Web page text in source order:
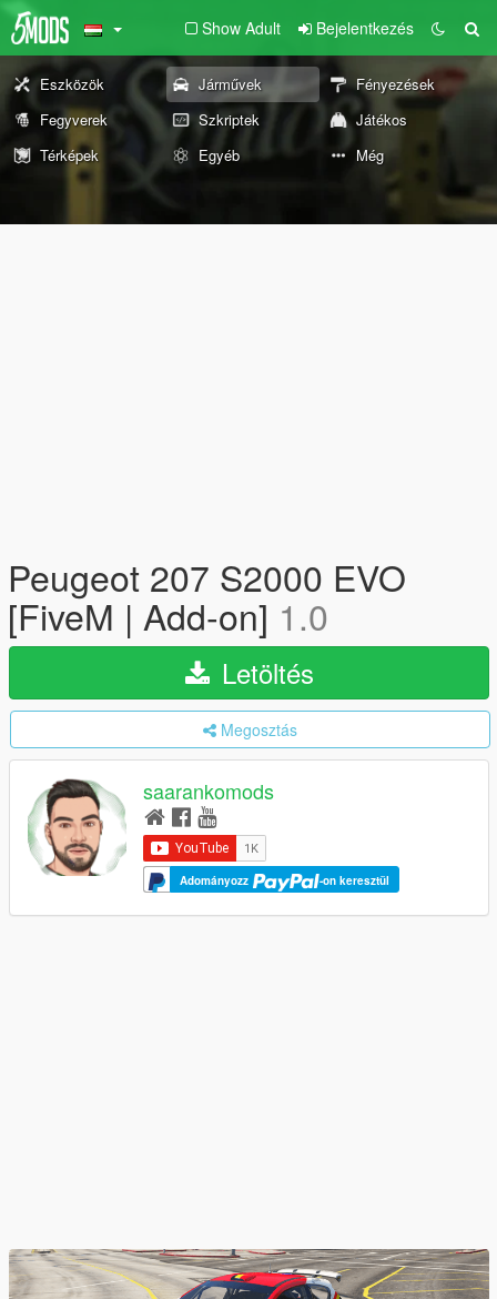
Show Adult Bejelentkezés
Eszközök Járművek
Fényezések
Fegyverek
Szkriptek
Játékos
Térképek
Egyéb Még
Peugeot 207 S2000 EVO
[FiveM | Add-on] 1.0
Letöltés
Megosztás
saarankomods
Adományozz -on keresztül